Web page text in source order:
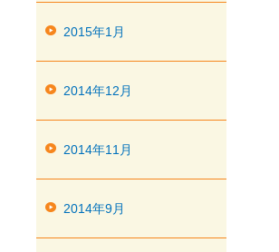
2015年1月
2014年12月
2014年11月
2014年9月